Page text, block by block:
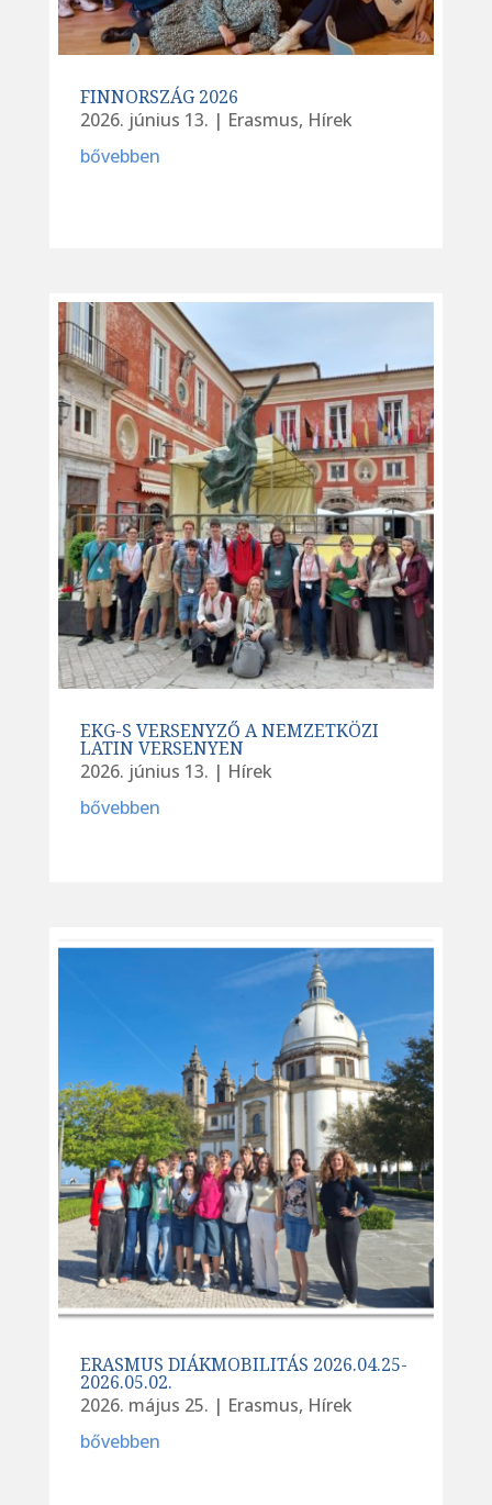
FINNORSZÁG 2026
2026. június 13. | Erasmus, Hírek
bővebben
EKG-S VERSENYZŐ A NEMZETKÖZI
LATIN VERSENYEN
2026. június 13. | Hírek
bővebben
ERASMUS DIÁKMOBILITÁS 2026.04.25-
2026.05.02.
2026. május 25. | Erasmus, Hírek
bővebben